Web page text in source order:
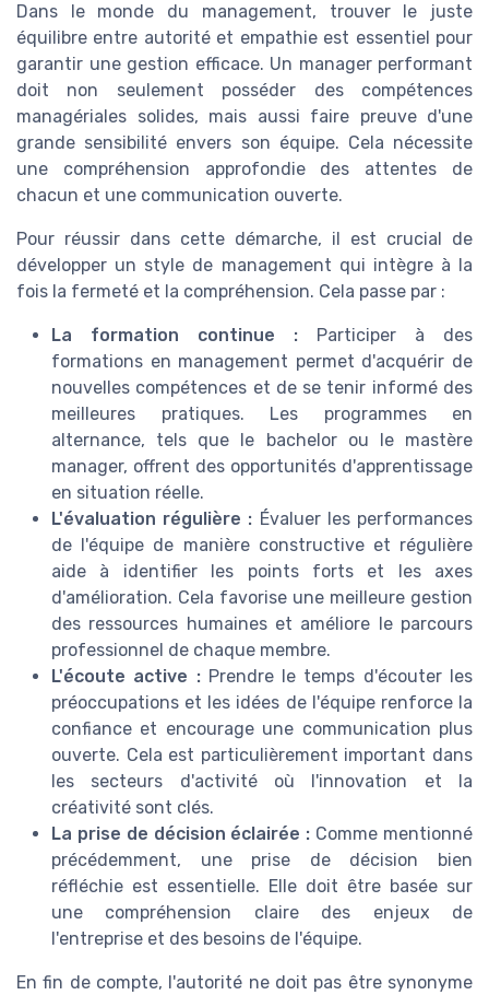
Dans le monde du management, trouver le juste
équilibre entre autorité et empathie est essentiel pour
garantir une gestion efficace. Un manager performant
doit non seulement posséder des compétences
managériales solides, mais aussi faire preuve d'une
grande sensibilité envers son équipe. Cela nécessite
une compréhension approfondie des attentes de
chacun et une communication ouverte.
Pour réussir dans cette démarche, il est crucial de
développer un style de management qui intègre à la
fois la fermeté et la compréhension. Cela passe par :
La formation continue : Participer à des
formations en management permet d'acquérir de
nouvelles compétences et de se tenir informé des
meilleures pratiques. Les programmes en
alternance, tels que le bachelor ou le mastère
manager, offrent des opportunités d'apprentissage
en situation réelle.
L'évaluation régulière : Évaluer les performances
de l'équipe de manière constructive et régulière
aide à identifier les points forts et les axes
d'amélioration. Cela favorise une meilleure gestion
des ressources humaines et améliore le parcours
professionnel de chaque membre.
L'écoute active :Prendre le temps d'écouter les
préoccupations et les idées de l'équipe renforce la
confiance et encourage une communication plus
ouverte. Cela est particulièrement important dans
les secteurs d'activité où l'innovation et la
créativité sont clés.
La prise de décision éclairée : Comme mentionné
précédemment, une prise de décision bien
réfléchie est essentielle. Elle doit être basée sur
une compréhension claire des enjeux de
l'entreprise et des besoins de l'équipe.
En fin de compte, l'autorité ne doit pas être synonyme